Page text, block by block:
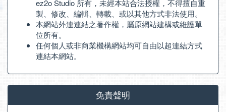
ez2o Studio 所有，未經本站合法授權，不得擅自重
製、修改、編輯、轉載、或以其他方式非法使用。
本網站外連連結之著作權，屬原網站建構或維護單
位所有。
任何個人或非商業機構網站均可自由以超連結方式
連結本網站。
免責聲明